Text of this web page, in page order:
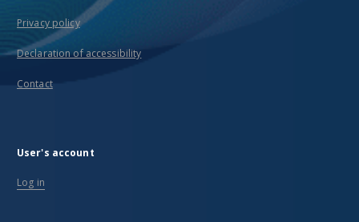
Privacy policy
Declaration of accessibility
Contact
User's account
Log in